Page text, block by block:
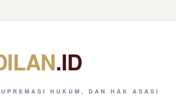
.ID
HUKUM, DAN HAK ASASI